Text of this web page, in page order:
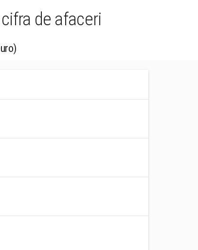
de afaceri